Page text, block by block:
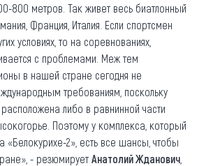
800 метров. Так живет весь биатлонный
Франция, Италия. Если спортсмен
условиях, то на соревнованиях,
с проблемами. Меж тем
в нашей стране сегодня не
требованиям, поскольку
либо в равнинной части
Поэтому у комплекса, который
«Белокурихе-2», есть все шансы, чтобы
- резюмирует Анатолий Жданович